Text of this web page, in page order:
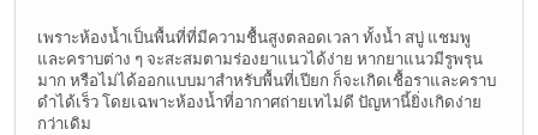
เพราะห้องน้ำเป็นพื้นที่ที่มีความชื้นสูงตลอดเวลา ทั้งน้ำ สบู่ แชมพู
และคราบต่าง ๆ จะสะสมตามร่องยาแนวได้ง่าย หากยาแนวมีรูพรุน
มาก หรือไม่ได้ออกแบบมาสำหรับพื้นที่เปียก ก็จะเกิดเชื้อราและคราบ
ดำได้เร็ว โดยเฉพาะห้องน้ำที่อากาศถ่ายเทไม่ดี ปัญหานี้ยิ่งเกิดง่าย
กว่าเดิม